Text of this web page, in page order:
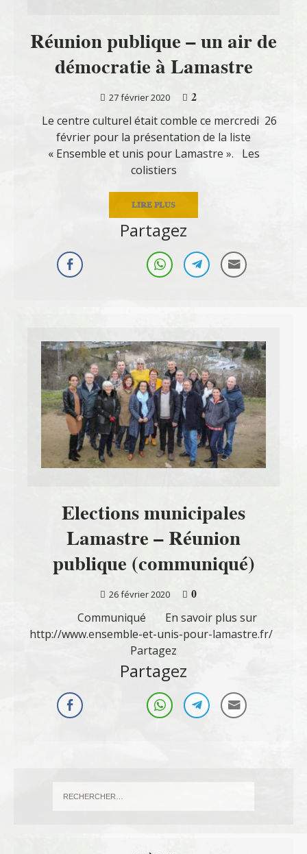
Réunion publique – un air de
démocratie à Lamastre
27 février 2020
2
Le centre culturel était comble ce mercredi 26
février pour la présentation de la liste
« Ensemble et unis pour Lamastre ». Les
colistiers
LIRE PLUS
Partagez
Elections municipales
Lamastre – Réunion
publique (communiqué)
26 février 2020
0
Communiqué En savoir plus sur
http://www.ensemble-et-unis-pour-lamastre.fr/
Partagez
Partagez